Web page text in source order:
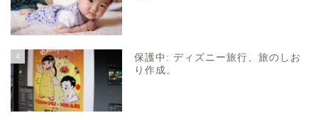
4
保護中: ディズニー旅行、旅のしお
り作成。